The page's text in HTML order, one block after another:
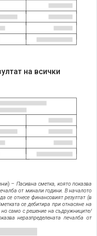
на всички
– Пасивна сметка, която показва
от минали години. В началото
се отнесе финансовият резултат (в
се дебитира при отнасяне на
но само с решение на съдружниците/
неразпределената печалба от